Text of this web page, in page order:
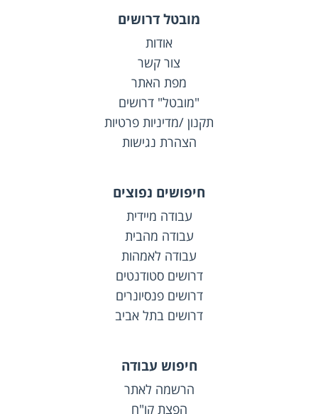
מובטל דרושים
אודות
צור קשר
מפת האתר
"מובטל" דרושים
תקנון /מדיניות פרטיות
הצהרת נגישות
חיפושים נפוצים
עבודה מיידית
עבודה מהבית
עבודה לאמהות
דרושים סטודנטים
דרושים פנסיונרים
דרושים בתל אביב
חיפוש עבודה
הרשמה לאתר
הפצת קו"ח